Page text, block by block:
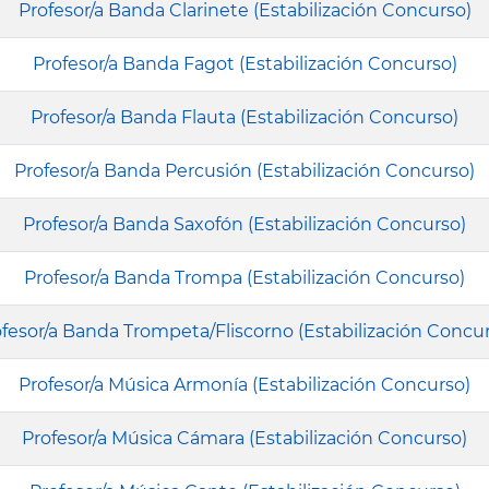
Profesor/a Banda Clarinete (Estabilización Concurso)
Profesor/a Banda Fagot (Estabilización Concurso)
Profesor/a Banda Flauta (Estabilización Concurso)
Profesor/a Banda Percusión (Estabilización Concurso)
Profesor/a Banda Saxofón (Estabilización Concurso)
Profesor/a Banda Trompa (Estabilización Concurso)
a Banda Trompeta/Fliscorno (Estabilización
Profesor/a Música Armonía (Estabilización Concurso)
Profesor/a Música Cámara (Estabilización Concurso)